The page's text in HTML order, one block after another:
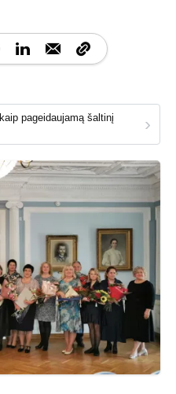
kaip pageidaujamą šaltinį
›